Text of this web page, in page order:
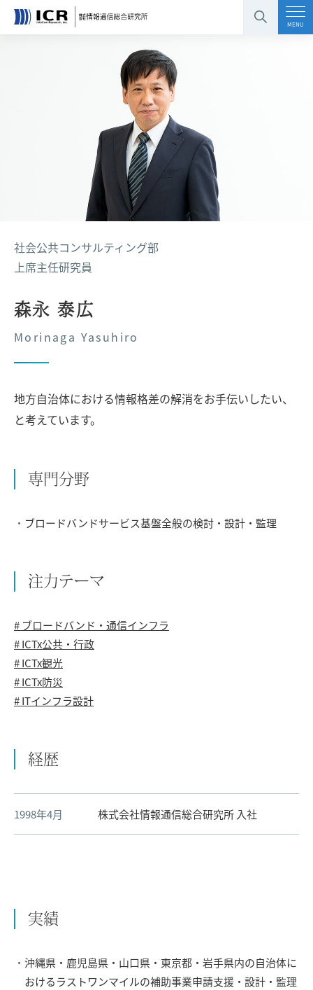
MENU
社会公共コンサルティング部
上席主任研究員
森永 泰広
Morinaga Yasuhiro
地方自治体における情報格差の解消をお手伝いしたい、
と考えています。
専門分野
ブロードバンドサービス基盤全般の検討・設計・監理
注力テーマ
# ブロードバンド・通信インフラ
# ICTx公共・行政
# ICTx観光
# ICTx防災
# ITインフラ設計
経歴
1998年4月 株式会社情報通信総合研究所 入社
実績
沖縄県・鹿児島県・山口県・東京都・岩手県内の自治体に
おけるラストワンマイルの補助事業申請支援・設計・監理